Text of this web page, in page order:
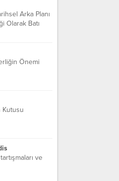
Arka Planı
Olarak Batı
Önemi
Kutusu
ve